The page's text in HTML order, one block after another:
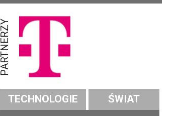
PARTNERZY
TECHNOLOGIE
ŚWIAT